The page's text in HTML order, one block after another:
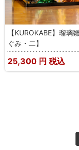
【KUROKABE】瑠
ぐみ・二】
25,300 円 税込